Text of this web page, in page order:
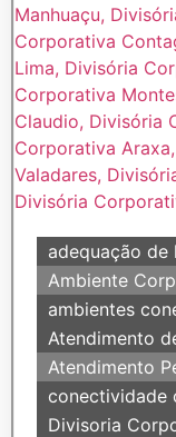
adequação de
Ambiente
ambientes
Atendimento
Atendimento
conectividade
Divisoria